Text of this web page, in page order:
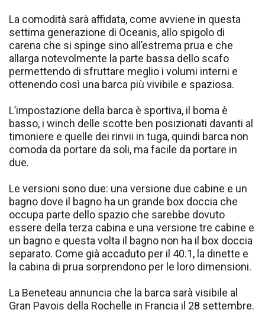
La comodità sarà affidata, come avviene in questa
settima generazione di Oceanis, allo spigolo di
carena che si spinge sino all’estrema prua e che
allarga notevolmente la parte bassa dello scafo
permettendo di sfruttare meglio i volumi interni e
ottenendo così una barca più vivibile e spaziosa.
L’impostazione della barca è sportiva, il boma è
basso, i winch delle scotte ben posizionati davanti al
timoniere e quelle dei rinvii in tuga, quindi barca non
comoda da portare da soli, ma facile da portare in
due.
Le versioni sono due: una versione due cabine e un
bagno dove il bagno ha un grande box doccia che
occupa parte dello spazio che sarebbe dovuto
essere della terza cabina e una versione tre cabine e
un bagno e questa volta il bagno non ha il box doccia
separato. Come già accaduto per il 40.1, la dinette e
la cabina di prua sorprendono per le loro dimensioni.
La Beneteau annuncia che la barca sarà visibile al
Gran Pavois della Rochelle in Francia il 28 settembre.